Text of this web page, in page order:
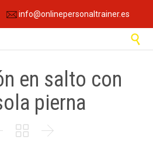
info@onlinepersonaltrainer.es

en salto con
pierna
 